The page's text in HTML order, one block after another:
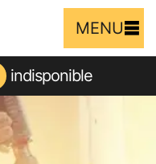
MENU
indisponible